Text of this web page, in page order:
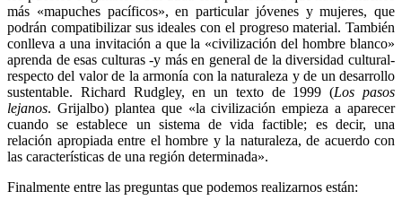
más «mapuches pacíficos», en particular jóvenes y mujeres, que
podrán compatibilizar sus ideales con el progreso material. También
conlleva a una invitación a que la «civilización del hombre blanco»
aprenda de esas culturas -y más en general de la diversidad cultural-
respecto del valor de la armonía con la naturaleza y de un desarrollo
sustentable. Richard Rudgley, en un texto de 1999 (Los pasos
lejanos. Grijalbo) plantea que «la civilización empieza a aparecer
cuando se establece un sistema de vida factible; es decir, una
relación apropiada entre el hombre y la naturaleza, de acuerdo con
las características de una región determinada».
Finalmente entre las preguntas que podemos realizarnos están: